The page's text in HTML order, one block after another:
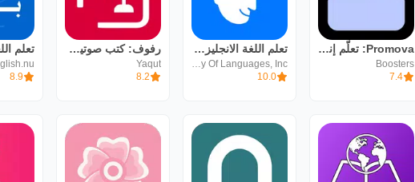
Promova: تعلّم إنجليزي يوميًا
Boosters
7.4
تعلم اللغة الانجليزية آيستوريا
Oxford Academy Of Languages, Inc
10.0
رفوف: كتب صوتية وإلكترونية
Yaqut
8.2
8.9